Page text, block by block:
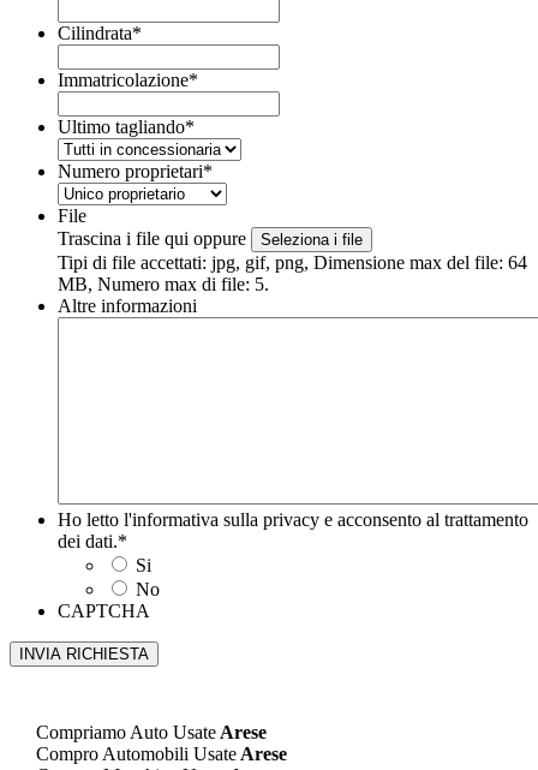
Cilindrata*
Immatricolazione*
Ultimo tagliando*
Numero proprietari*
File
Trascina i file qui oppure
Seleziona i file
Tipi di file accettati: jpg, gif, png, Dimensione max del file: 64
MB, Numero max di file: 5.
Altre informazioni
Ho letto l'informativa sulla privacy e acconsento al trattamento
dei dati.*
Si
No
CAPTCHA
Compriamo Auto UsateArese
Compro Automobili UsateArese